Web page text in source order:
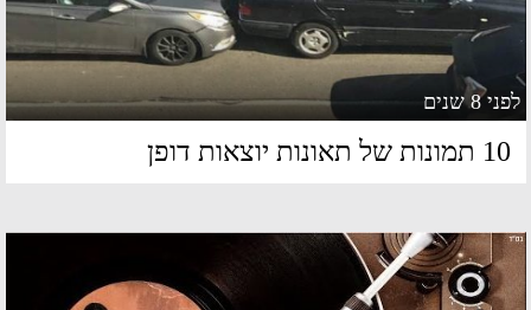
8 שנים
של תאונות יוצאות דופן